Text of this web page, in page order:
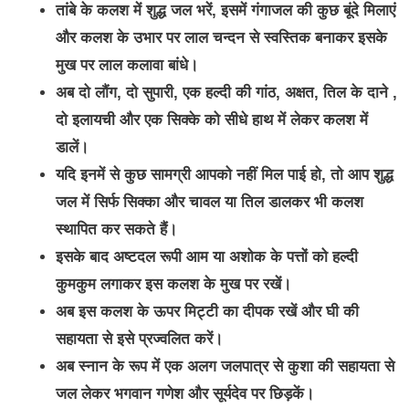
तांबे के कलश में शुद्ध जल भरें, इसमें गंगाजल की कुछ बूंदे मिलाएं
और कलश के उभार पर लाल चन्दन से स्वस्तिक बनाकर इसके
मुख पर लाल कलावा बांधे।
अब दो लौंग, दो सुपारी, एक हल्दी की गांठ, अक्षत, तिल के दाने ,
दो इलायची और एक सिक्के को सीधे हाथ में लेकर कलश में
डालें।
यदि इनमें से कुछ सामग्री आपको नहीं मिल पाई हो, तो आप शुद्ध
जल में सिर्फ सिक्का और चावल या तिल डालकर भी कलश
स्थापित कर सकते हैं।
इसके बाद अष्टदल रूपी आम या अशोक के पत्तों को हल्दी
कुमकुम लगाकर इस कलश के मुख पर रखें।
अब इस कलश के ऊपर मिट्टी का दीपक रखें और घी की
सहायता से इसे प्रज्वलित करें।
अब स्नान के रूप में एक अलग जलपात्र से कुशा की सहायता से
जल लेकर भगवान गणेश और सूर्यदेव पर छिड़कें।